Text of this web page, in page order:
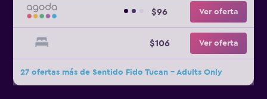
$96 Ver oferta
$106 Ver oferta
27 ofertas más de Sentido Fido Tucan - Adults Only